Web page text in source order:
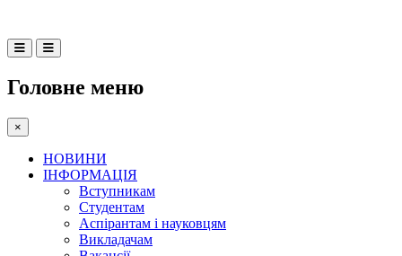
Головне меню
×
НОВИНИ
ІНФОРМАЦІЯ
Вступникам
Студентам
Аспірантам і науковцям
Викладачам